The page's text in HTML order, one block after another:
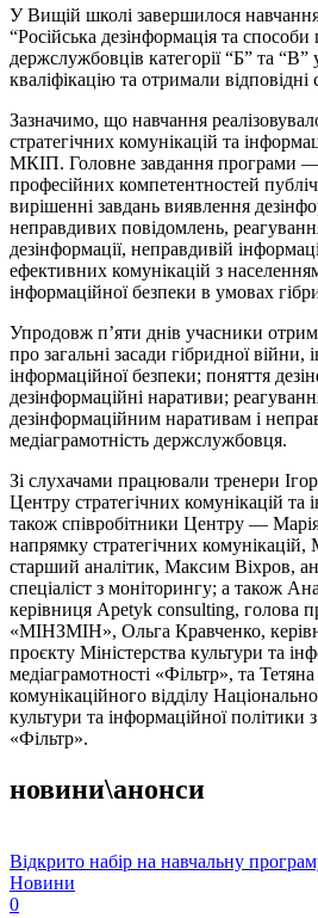
У Вищій школі завершилося
“Російська дезінформація та
держслужбовців категорії “Б” та
кваліфікацію та отримали відповідні
Зазначимо, що навчання
стратегічних комунікацій та
МКІП. Головне завдання програми
професійних компетентностей
вирішенні завдань виявлення
неправдивих повідомлень,
дезінформації, неправдивій
ефективних комунікацій з
інформаційної безпеки в умовах
Упродовж п’яти днів учасники
про загальні засади гібридної війни,
інформаційної безпеки; поняття
дезінформаційні наративи;
дезінформаційним наративам і
медіаграмотність держслужбовця.
Зі слухачами працювали тренери
Центру стратегічних комунікацій та
також співробітники Центру —
напрямку стратегічних
старший аналітик, Максим Віхров,
спеціаліст з моніторингу; а також
керівниця Apetyk consulting, голова
«МІНЗМІН», Ольга Кравченко,
проєкту Міністерства культури та
медіаграмотності «Фільтр», та
комунікаційного відділу
культури та інформаційної політики
«Фільтр».
новини\анонси
Відкрито набір на навчальну
Новини
0